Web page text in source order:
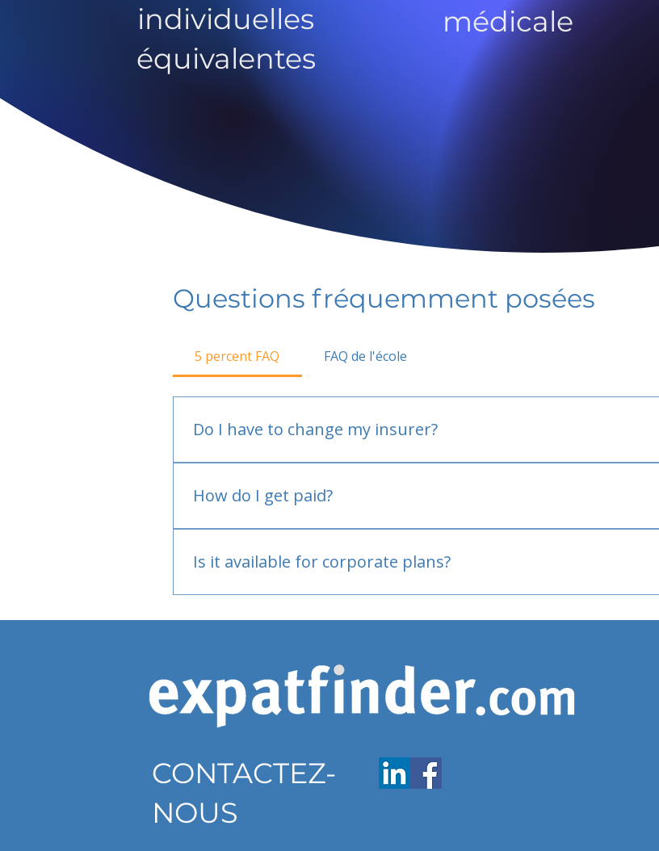
individuelles
équivalentes
médicale
Questions fréquemment posées
5 percent FAQ FAQ de l'école
Do I have to change my insurer?
How do I get paid?
Is it available for corporate plans?
CONTACTEZ-
NOUS